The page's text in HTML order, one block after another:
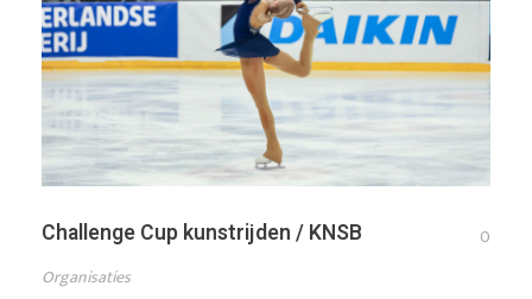
Challenge Cup kunstrijden / KNSB
0
Organisaties